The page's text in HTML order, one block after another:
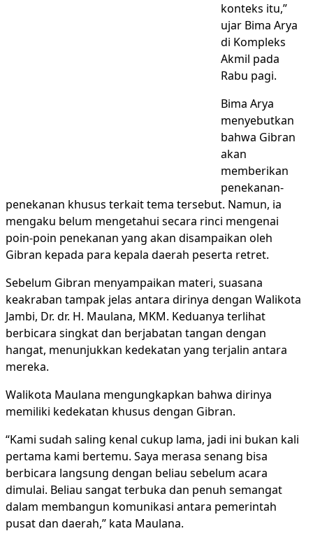
konteks itu,”
ujar Bima Arya
di Kompleks
Akmil pada
Rabu pagi.
Bima Arya
menyebutkan
bahwa Gibran
akan
memberikan
penekanan-
penekanan khusus terkait tema tersebut. Namun, ia
mengaku belum mengetahui secara rinci mengenai
poin-poin penekanan yang akan disampaikan oleh
Gibran kepada para kepala daerah peserta retret.
Sebelum Gibran menyampaikan materi, suasana
keakraban tampak jelas antara dirinya dengan Walikota
Jambi, Dr. dr. H. Maulana, MKM. Keduanya terlihat
berbicara singkat dan berjabatan tangan dengan
hangat, menunjukkan kedekatan yang terjalin antara
mereka.
Walikota Maulana mengungkapkan bahwa dirinya
memiliki kedekatan khusus dengan Gibran.
“Kami sudah saling kenal cukup lama, jadi ini bukan kali
pertama kami bertemu. Saya merasa senang bisa
berbicara langsung dengan beliau sebelum acara
dimulai. Beliau sangat terbuka dan penuh semangat
dalam membangun komunikasi antara pemerintah
pusat dan daerah,” kata Maulana.